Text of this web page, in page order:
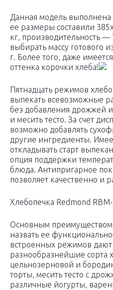
Данная модель
ее размеры составили
кг, производительность
выбирать массу готового
г. Более того, даже
оттенка корочки хлеба!
Пятнадцать режимов
выпекать всевозможные
без добавления дрожжей
и месить тесто. За счет
возможно добавлять
другие ингредиенты.
откладывать старт
опция поддержки
блюда. Антипригарное
позволяет качественно и
Хлебопечка Redmond
Основным
назвать ее
встроенных режимов дают
разнообразнейшие сорта
цельнозерновой и
торты, месить тесто с
различные йогурты,